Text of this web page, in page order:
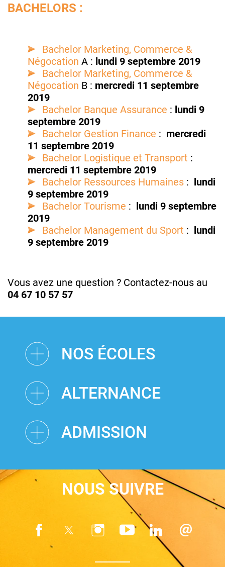
BACHELORS :
Bachelor Marketing, Commerce &
Négocation A : lundi 9 septembre 2019
Bachelor Marketing, Commerce &
Négocation B : mercredi 11 septembre
2019
Bachelor Banque Assurance : lundi 9
septembre 2019
Bachelor Gestion Finance : mercredi
11 septembre 2019
Bachelor Logistique et Transport :
mercredi 11 septembre 2019
Bachelor Ressources Humaines : lundi
9 septembre 2019
Bachelor Tourisme : lundi 9 septembre
2019
Bachelor Management du Sport : lundi
9 septembre 2019
Vous avez une question ? Contactez-nous au
04 67 10 57 57
NOS ÉCOLES
ALTERNANCE
ADMISSION
NOUS SUIVRE